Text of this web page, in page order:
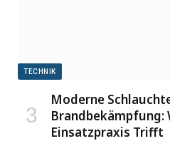
TECHNIK
Moderne
Brandbekämpfung:
Einsatzpraxis Trifft